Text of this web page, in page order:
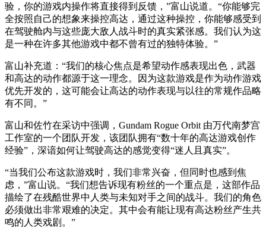
验，你的游戏内操作将直接得到反馈，”富山说道。“你能够完
全按照自己的想象来操控高达，通过这种操控，你能够感受到
在驾驶舱内与这些庞大敌人战斗时的真实紧张感。我们认为这
是一种在许多其他游戏中都不曾有过的独特体验。”
富山补充道：“我们的核心焦点是希望动作感表现出色，武器
和高达的动作都源于这一理念。因为这款游戏是作为动作游戏
优先开发的，这可能会让高达的动作表现与以往的常规作品略
有不同。”
富山和佐竹在采访中强调，Gundam Rogue Orbit 由万代南梦宫
工作室的一个团队开发，该团队拥有“数十年的高达游戏创作
经验”，深谙如何让驾驶高达的感觉变得“迷人且真实”。
“当我们公布这款游戏时，我们非常兴奋，但同时也感到焦
虑，”富山说。“我们想告诉现有粉丝的一个重点是，这部作品
描绘了在残酷世界中人类与未知对手之间的战斗。我们的角色
必须做出非常艰难的决定。其中会有能让现有高达粉丝产生共
鸣的人类戏剧。”